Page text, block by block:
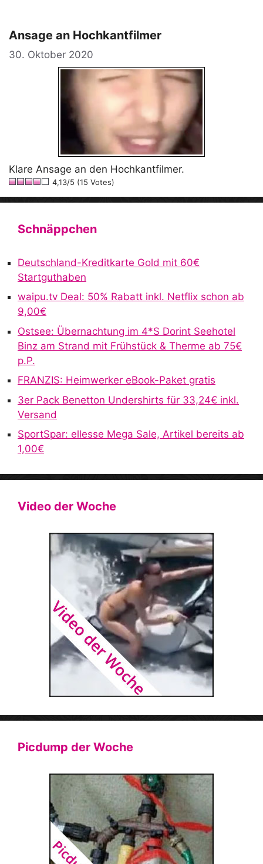
Ansage an Hochkantfilmer
30. Oktober 2020
Klare Ansage an den Hochkantfilmer.
4,13/5 (15 Votes)
Schnäppchen
Deutschland-Kreditkarte Gold mit 60€
Startguthaben
waipu.tv Deal: 50% Rabatt inkl. Netflix schon ab
9,00€
Ostsee: Übernachtung im 4*S Dorint Seehotel
Binz am Strand mit Frühstück & Therme ab 75€
p.P.
FRANZIS: Heimwerker eBook-Paket gratis
3er Pack Benetton Undershirts für 33,24€ inkl.
Versand
SportSpar: ellesse Mega Sale, Artikel bereits ab
1,00€
Video der Woche
Picdump der Woche